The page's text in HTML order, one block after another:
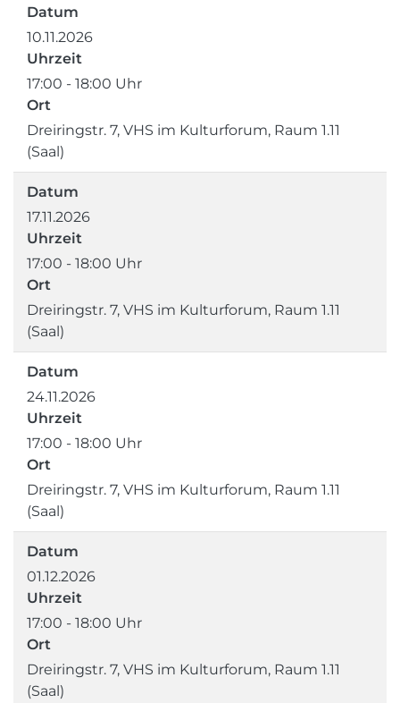
Datum
10.11.2026
Uhrzeit
17:00 - 18:00 Uhr
Ort
Dreiringstr. 7, VHS im Kulturforum, Raum 1.11
(Saal)
Datum
17.11.2026
Uhrzeit
17:00 - 18:00 Uhr
Ort
Dreiringstr. 7, VHS im Kulturforum, Raum 1.11
(Saal)
Datum
24.11.2026
Uhrzeit
17:00 - 18:00 Uhr
Ort
Dreiringstr. 7, VHS im Kulturforum, Raum 1.11
(Saal)
Datum
01.12.2026
Uhrzeit
17:00 - 18:00 Uhr
Ort
Dreiringstr. 7, VHS im Kulturforum, Raum 1.11
(Saal)